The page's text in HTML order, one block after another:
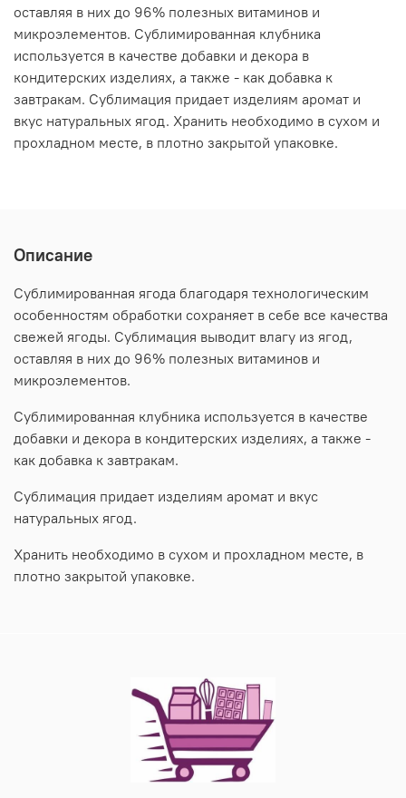
оставляя в них до 96% полезных витаминов и
микроэлементов. Сублимированная клубника
используется в качестве добавки и декора в
кондитерских изделиях, а также - как добавка к
завтракам. Сублимация придает изделиям аромат и
вкус натуральных ягод. Хранить необходимо в сухом и
прохладном месте, в плотно закрытой упаковке.
Описание
Сублимированная ягода благодаря технологическим
особенностям обработки сохраняет в себе все качества
свежей ягоды. Сублимация выводит влагу из ягод,
оставляя в них до 96% полезных витаминов и
микроэлементов.
Сублимированная клубника используется в качестве
добавки и декора в кондитерских изделиях, а также -
как добавка к завтракам.
Сублимация придает изделиям аромат и вкус
натуральных ягод.
Хранить необходимо в сухом и прохладном месте, в
плотно закрытой упаковке.